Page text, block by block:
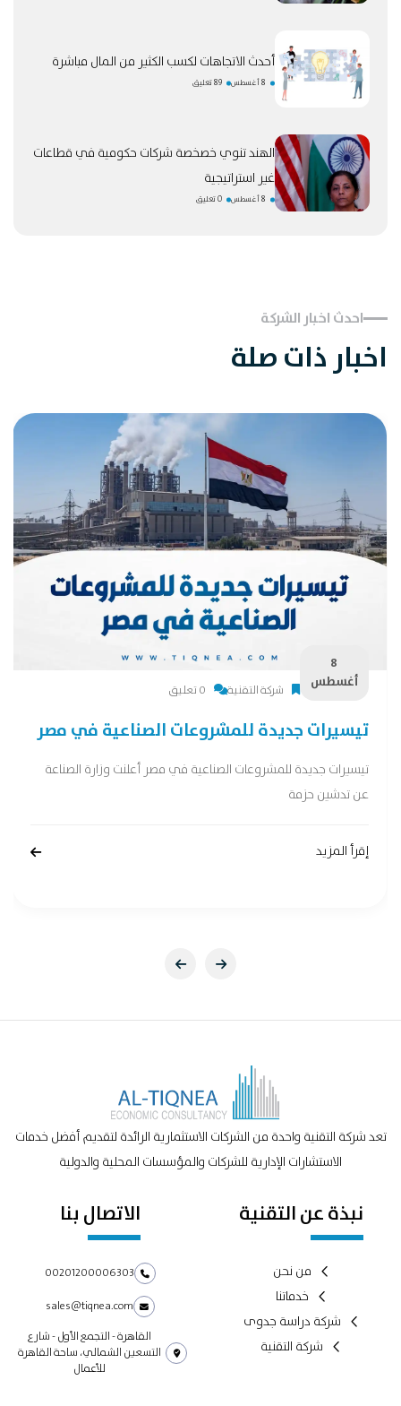
أحدث الاتجاهات لكسب الكثير من المال مباشرة
8 أغسطس 89 تعليق
الهند تنوي خصخصة شركات حكومية في قطاعات
غير استراتيجية
8 أغسطس 0 تعليق
احدث اخبار الشركة
اخبار ذات صلة
8
أغسطس
شركة التقنية 0 تعليق
تيسيرات جديدة للمشروعات الصناعية في مصر
تيسيرات جديدة للمشروعات الصناعية في مصر أعلنت وزارة الصناعة
عن تدشين حزمة
إقرأ المزيد
تعد شركة التقنية واحدة من الشركات الاستثمارية الرائدة لتقديم أفضل خدمات
الاستشارات الإدارية للشركات والمؤسسات المحلية والدولية
نبذة عن التقنية
من نحن
خدماتنا
شركة دراسة جدوى
شركة التقنية
الاتصال بنا
00201200006303
sales@tiqnea.com
القاهرة - التجمع الأول - شارع
التسعين الشمالي، ساحة القاهرة
للأعمال